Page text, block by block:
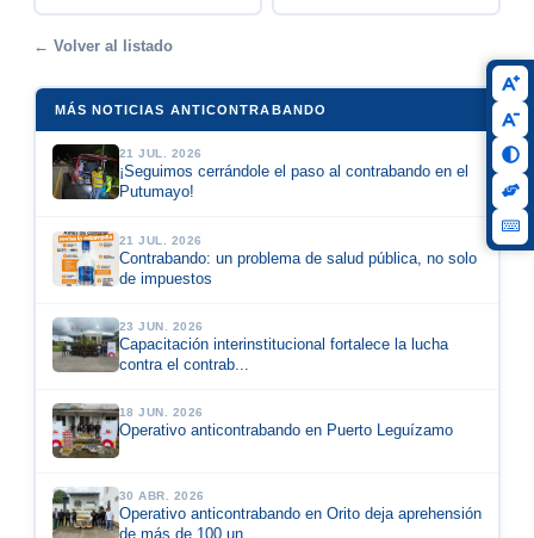
← Volver al listado
MÁS NOTICIAS ANTICONTRABANDO
21 JUL. 2026
¡Seguimos cerrándole el paso al contrabando en el
Putumayo!
21 JUL. 2026
Contrabando: un problema de salud pública, no solo
de impuestos
23 JUN. 2026
Capacitación interinstitucional fortalece la lucha
contra el contrab...
18 JUN. 2026
Operativo anticontrabando en Puerto Leguízamo
30 ABR. 2026
Operativo anticontrabando en Orito deja aprehensión
de más de 100 un...